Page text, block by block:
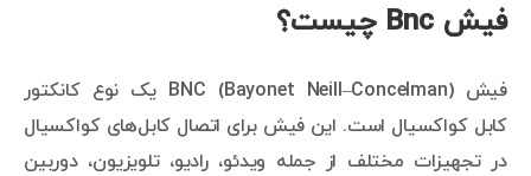
فیش Bnc چیست؟
فیش BNC (Bayonet Neill–Concelman) یک نوع کانکتور
کابل کواکسیال است. این فیش برای اتصال کابل‌های کواکسیال
در تجهیزات مختلف از جمله ویدئو، رادیو، تلویزیون، دوربین